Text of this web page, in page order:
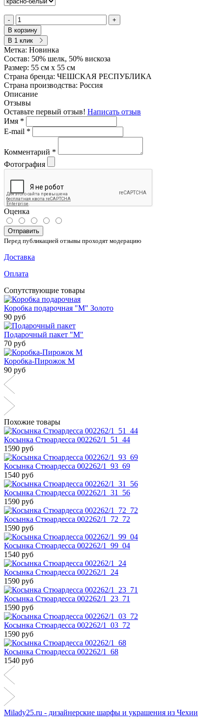
-
+
В корзину
В 1 клик
Метка: Новинка
Состав: 50% шелк, 50% вискоза
Размер: 55 см х 55 см
Страна бренда: ЧЕШСКАЯ РЕСПУБЛИКА
Страна производства: Россия
Описание
Отзывы
Оставьте первый отзыв! Написать отзыв
Имя *
E-mail *
Комментарий *
Фотография
Оценка
Отправить
Перед публикацией отзывы проходят модерацию
Доставка
Оплата
Сопутствующие товары
Коробка подарочная "М" Золото
90 руб
Подарочный пакет "М"
70 руб
Коробка-Пирожок М
90 руб
Похожие товары
Косынка Стюардесса 002262/1_51_44
1590 руб
Косынка Стюардесса 002262/1_93_69
1540 руб
Косынка Стюардесса 002262/1_31_56
1590 руб
Косынка Стюардесса 002262/1_72_72
1590 руб
Косынка Стюардесса 002262/1_99_04
1540 руб
Косынка Стюардесса 002262/1_24
1590 руб
Косынка Стюардесса 002262/1_23_71
1590 руб
Косынка Стюардесса 002262/1_03_72
1590 руб
Косынка Стюардесса 002262/1_68
1540 руб
Milady25.ru - дизайнерские шарфы и украшения из Чехии